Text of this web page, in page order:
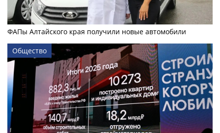
ФАПы Алтайского края получили новые автомобили
Общество